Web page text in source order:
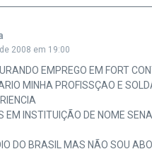
2008 em 19:00
EMPREGO EM FORT
MINHA PROFISSÇAO E
EM INSTITUIÇÃO DE NOME
DO BRASIL MAS NÃO SOU